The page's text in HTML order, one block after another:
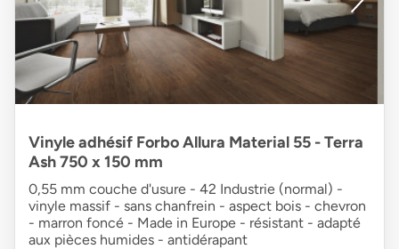
Vinyle adhésif Forbo Allura Material 55 - Terra
Ash 750 x 150 mm
0,55 mm couche d'usure - 42 Industrie (normal) -
vinyle massif - sans chanfrein - aspect bois - chevron
- marron foncé - Made in Europe - résistant - adapté
aux pièces humides - antidérapant